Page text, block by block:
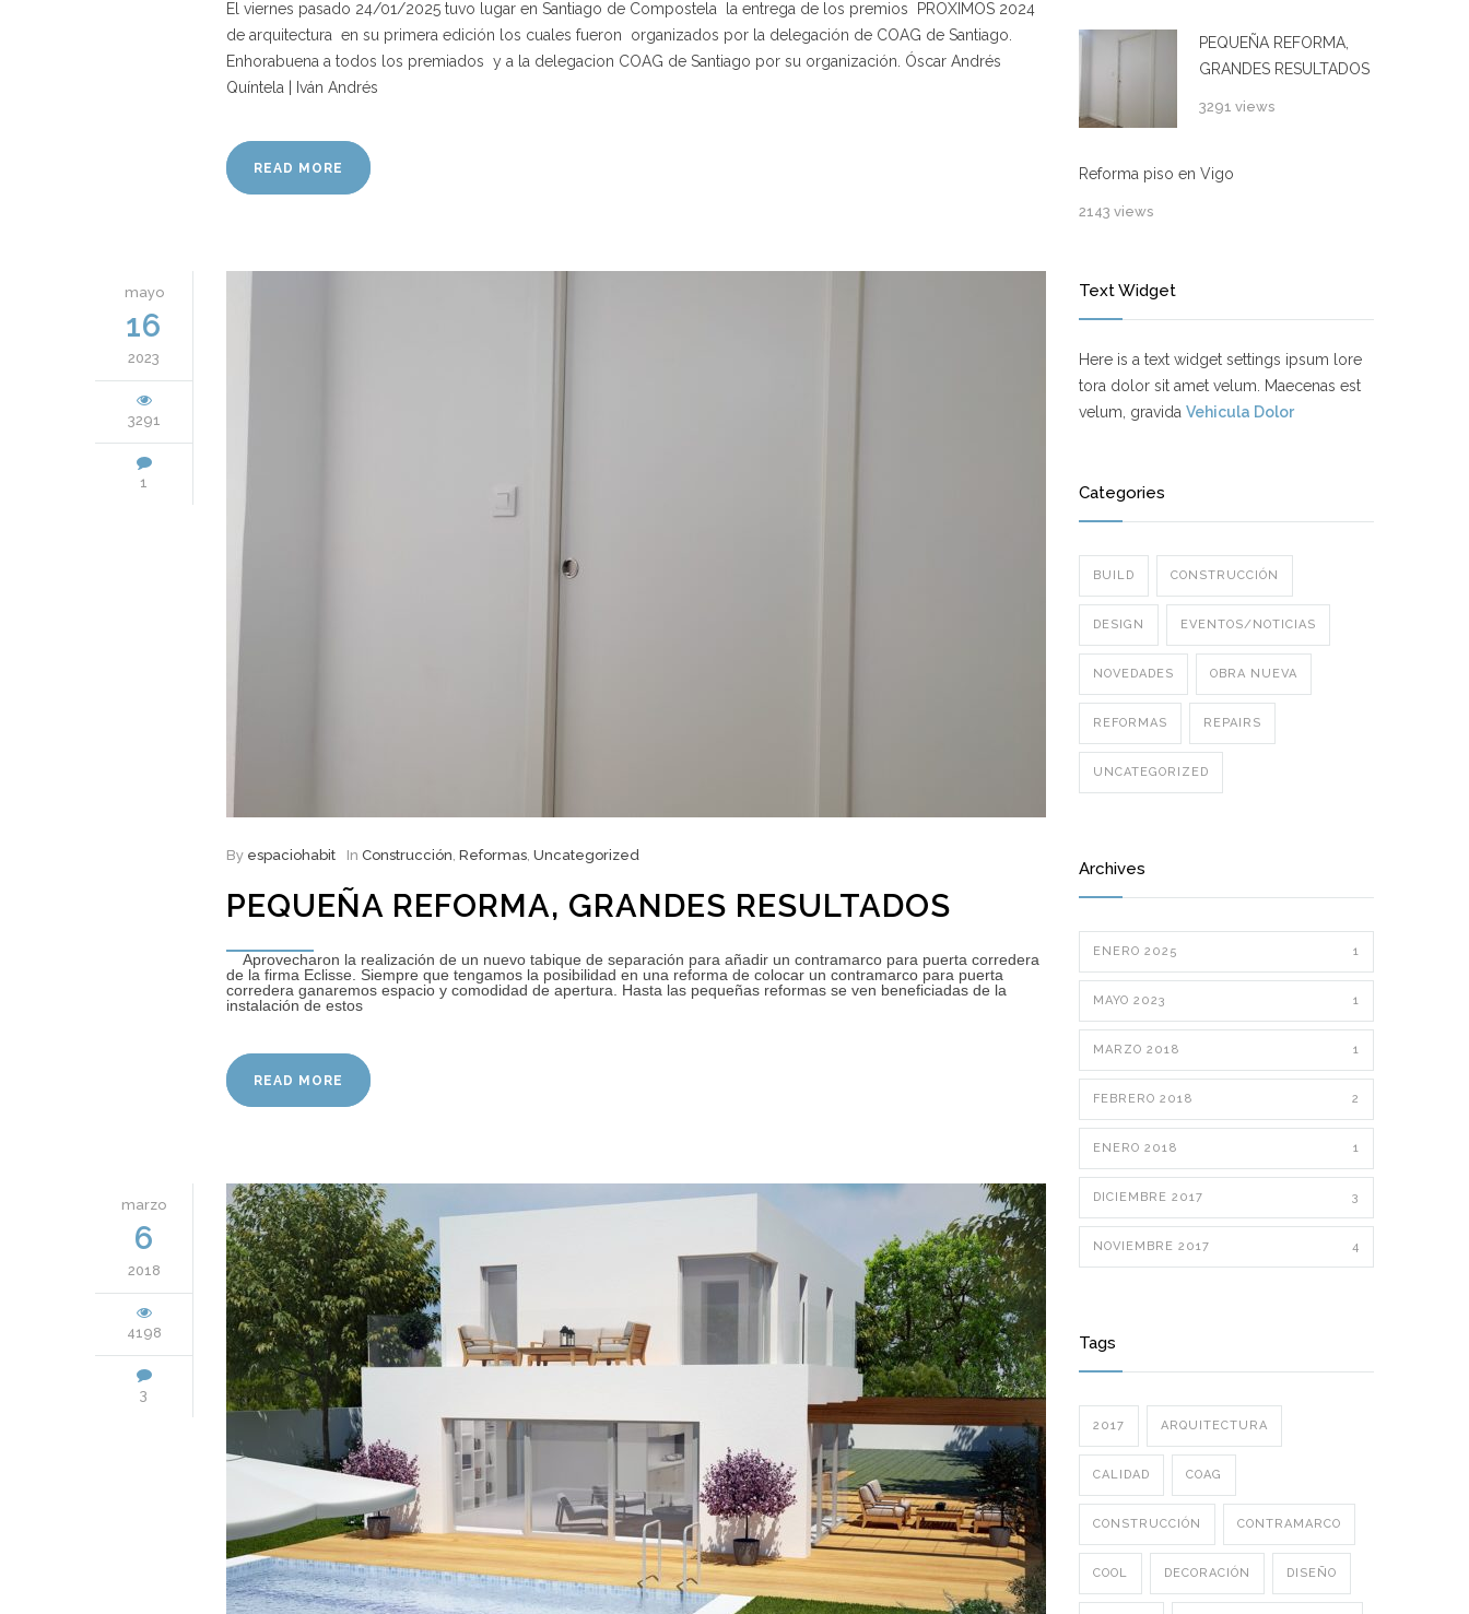
El viernes pasado 24/01/2025 tuvo lugar en Santiago de Compostela la entrega de los premios PROXIMOS 2024
de arquitectura en su primera edición los cuales fueron organizados por la delegación de COAG de Santiago.
Enhorabuena a todos los premiados y a la delegacion COAG de Santiago por su organización. Óscar Andrés
Quíntela | Iván Andrés
READ MORE
mayo
16
2023
3291
1
By espaciohabit In Construcción, Reformas, Uncategorized
PEQUEÑA REFORMA, GRANDES RESULTADOS
Aprovecharon la realización de un nuevo tabique de separación para añadir un contramarco para puerta corredera
de la firma Eclisse. Siempre que tengamos la posibilidad en una reforma de colocar un contramarco para puerta
corredera ganaremos espacio y comodidad de apertura. Hasta las pequeñas reformas se ven beneficiadas de la
instalación de estos
READ MORE
marzo
6
2018
4198
3
PEQUEÑA REFORMA,
GRANDES RESULTADOS
3291 views
Reforma piso en Vigo
2143 views
Text Widget
Here is a text widget settings ipsum lore
tora dolor sit amet velum. Maecenas est
velum, gravida Vehicula Dolor
Categories
BUILD CONSTRUCCIÓN
DESIGN EVENTOS/NOTICIAS
NOVEDADES OBRA NUEVA
REFORMAS REPAIRS
UNCATEGORIZED
Archives
ENERO 2025 1
MAYO 2023 1
MARZO 2018 1
FEBRERO 2018 2
ENERO 2018 1
DICIEMBRE 2017 3
NOVIEMBRE 2017 4
Tags
2017 ARQUITECTURA
CALIDAD COAG
CONSTRUCCIÓN CONTRAMARCO
COOL DECORACIÓN DISEÑO